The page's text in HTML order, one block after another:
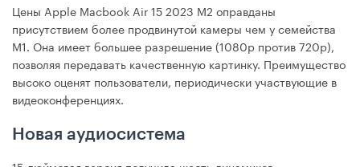
Цены Apple Macbook Air 15 2023 М2 оправданы
присутствием более продвинутой камеры чем у семейства
М1. Она имеет большее разрешение (1080р против 720р),
позволяя передавать качественную картинку. Преимущество
высоко оценят пользователи, периодически участвующие в
видеоконференциях.
Новая аудиосистема